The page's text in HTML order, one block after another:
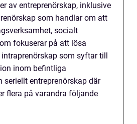
av entreprenörskap, inklusive
som handlar om att
socialt
fokuserar på att lösa
som syftar till
inom befintliga
seriellt entreprenörskap där
flera på varandra följande